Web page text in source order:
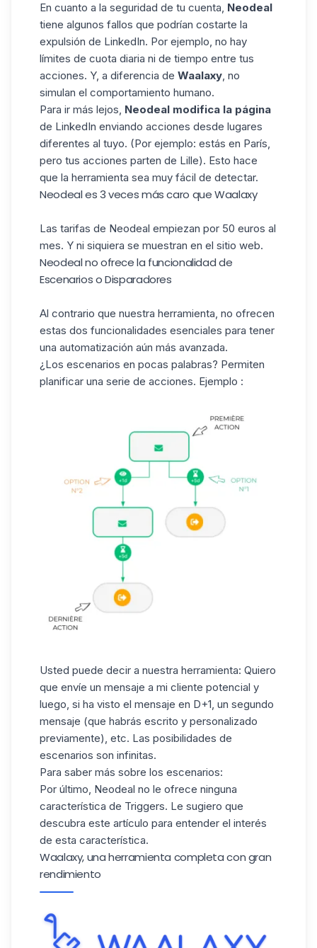
En cuanto a la seguridad de tu cuenta, Neodeal
tiene algunos fallos que podrían costarte la
expulsión de LinkedIn. Por ejemplo, no hay
límites de cuota diaria ni de tiempo entre tus
acciones. Y, a diferencia de Waalaxy, no
simulan el comportamiento humano.
Para ir más lejos, Neodeal modifica la página
de LinkedIn enviando acciones desde lugares
diferentes al tuyo. (Por ejemplo: estás en París,
pero tus acciones parten de Lille). Esto hace
que la herramienta sea muy fácil de detectar.
Neodeal es 3 veces más caro que Waalaxy
Las tarifas de Neodeal empiezan por 50 euros al
mes. Y ni siquiera se muestran en el sitio web.
Neodeal no ofrece la funcionalidad de
Escenarios o Disparadores
Al contrario que nuestra herramienta, no ofrecen
estas dos funcionalidades esenciales para tener
una automatización aún más avanzada.
¿Los escenarios en pocas palabras? Permiten
planificar una serie de acciones. Ejemplo :
Usted puede decir a nuestra herramienta: Quiero
que envíe un mensaje a mi cliente potencial y
luego, si ha visto el mensaje en D+1, un segundo
mensaje (que habrás escrito y personalizado
previamente), etc. Las posibilidades de
escenarios son infinitas.
Para saber más sobre los escenarios:
Por último, Neodeal no le ofrece ninguna
característica de Triggers. Le sugiero que
descubra este artículo para entender el interés
de esta característica.
Waalaxy, una herramienta completa con gran
rendimiento